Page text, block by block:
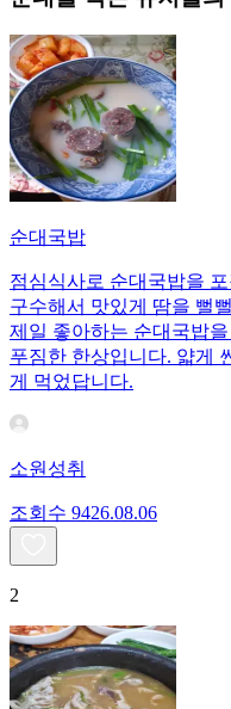
순대국밥
점심식사로 순대국밥을
구수해서 맛있게 땀을 뻘
제일 좋아하는 순대국밥
푸짐한 한상입니다. 얇게
게 먹었답니다.
소원성취
조회수 9426.08.06
2